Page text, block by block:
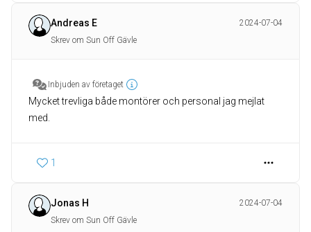
Andreas E
2024-07-04
Skrev om Sun Off Gävle
Inbjuden av företaget
Mycket trevliga både montörer och personal jag mejlat
med.
1
Jonas H
2024-07-04
Skrev om Sun Off Gävle